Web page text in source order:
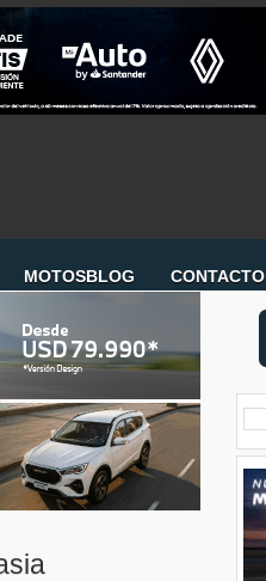
MOTOSBLOG CONTACTO